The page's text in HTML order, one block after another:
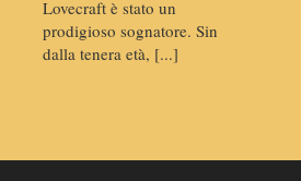
Lovecraft è stato un
prodigioso sognatore. Sin
dalla tenera età, [...]